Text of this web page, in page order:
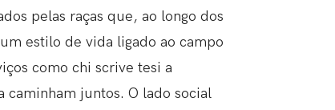
pelas raças que, ao longo dos
estilo de vida ligado ao campo
como chi scrive tesi a
caminham juntos. O lado social